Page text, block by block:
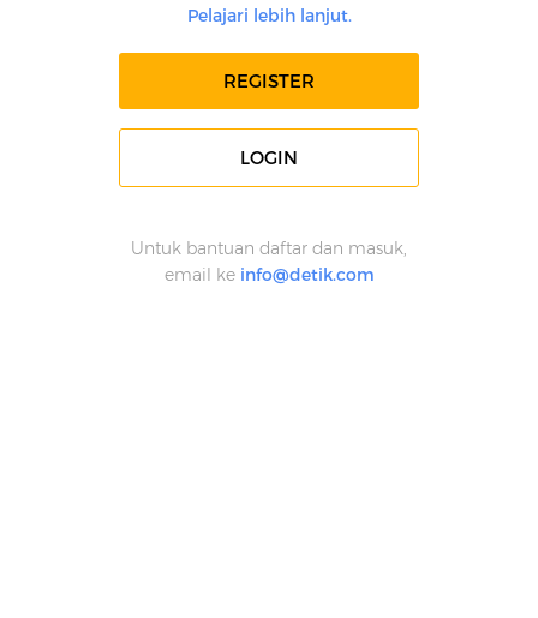
Pelajari lebih lanjut.
REGISTER
LOGIN
Untuk bantuan daftar dan masuk,
email ke info@detik.com